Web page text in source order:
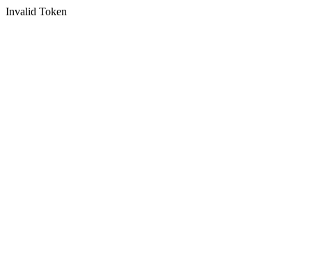
Invalid Token